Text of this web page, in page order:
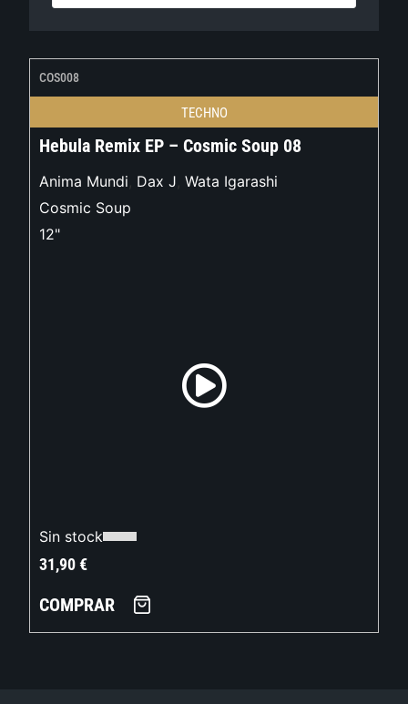
COS008
TECHNO
Hebula Remix EP – Cosmic Soup 08
Anima Mundi, Dax J, Wata Igarashi
Cosmic Soup
12"
Sin stock
31,90€
COMPRAR